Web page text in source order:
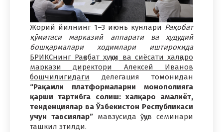
Жорий йилнинг 1–3 июнь кунлари Рақобат
қўмитаси марказий аппарати ва ҳудудий
бошқармалари ходимлари иштирокида
БРИКСнинг Рақобат ҳуқуқи ва сиёсати халқаро
маркази директори Алексей Иванов
бошчилигидаги делегация томонидан
“Рақамли платформаларни монополияга
қарши тартибга солиш: халқаро амалиёт,
тенденциялар ва Ўзбекистон Республикаси
учун тавсиялар”мавзусида ўқув семинари
ташкил этилди.